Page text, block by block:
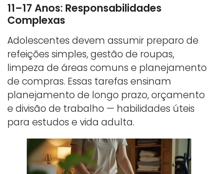
11–17 Anos: Responsabilidades
Complexas
Adolescentes devem assumir preparo de
refeições simples, gestão de roupas,
limpeza de áreas comuns e planejamento
de compras. Essas tarefas ensinam
planejamento de longo prazo, orçamento
e divisão de trabalho — habilidades úteis
para estudos e vida adulta.